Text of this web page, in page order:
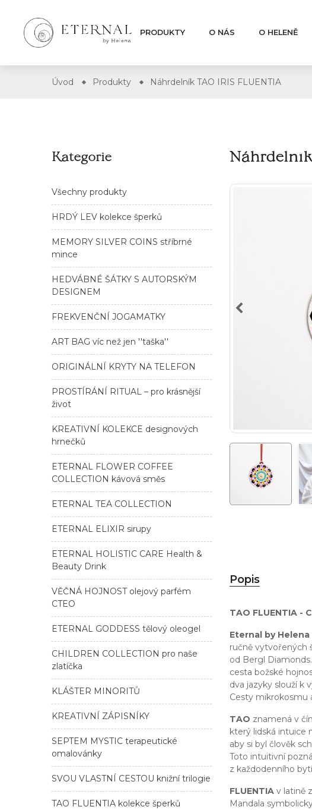
PRODUKTY O NÁS O HELENĚ
Úvod Produkty Náhrdelník TAO IRIS FLUENTIA
Kategorie
Všechny produkty
HRDÝ LEV kolekce šperků
MEMORY SILVER COINS stříbrné
mince
HEDVÁBNÉ ŠÁTKY S AUTORSKÝM
DESIGNEM
FREKVENČNÍ JOGAMATKY
ART BAG víc než jen ''taška''
ORIGINÁLNÍ KRYTY NA TELEFON
PROSTÍRÁNÍ RITUAL – pro krásnější
život
KREATIVNÍ KOLEKCE designových
hrnečků
ETERNAL FLOWER COFFEE
COLLECTION kávová směs
ETERNAL TEA COLLECTION
ETERNAL ELIXIR sirupy
ETERNAL HOLISTIC CARE Health &
Beauty Drink
VĚČNÁ HOJNOST olejový parfém
CTEO
ETERNAL GODDESS tělový oleogel
CHILDREN COLLECTION pro naše
zlatíčka
KLÁŠTER MINORITŮ
KREATIVNÍ ZÁPISNÍKY
SEPTEM MYSTIC terapeutické
omalovánky
SVOU VLASTNÍ CESTOU knižní trilogie
TAO FLUENTIA kolekce šperků
Náhrdelník
Popis
TAO FLUENTIA -
Eternal by Helena
ručně vytvořených
od Bergl
cesta božské
dva jazyky slouží k
Cesty mikrokosmu
TAO znamená v
který lidská intuice
aby si byl člověk
Toto intuitivní
z každodenního
FLUENTIA v latině
Mandala